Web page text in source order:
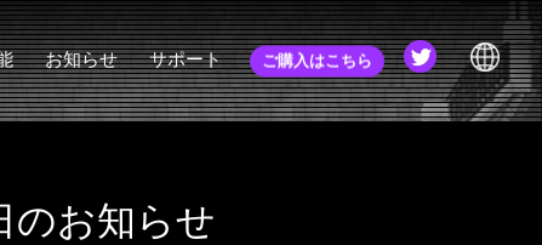
お知らせ
お知らせ
サポート
チュートリアル
コミュニティ (旧)
ご購入はこちら
JA
のお知らせ